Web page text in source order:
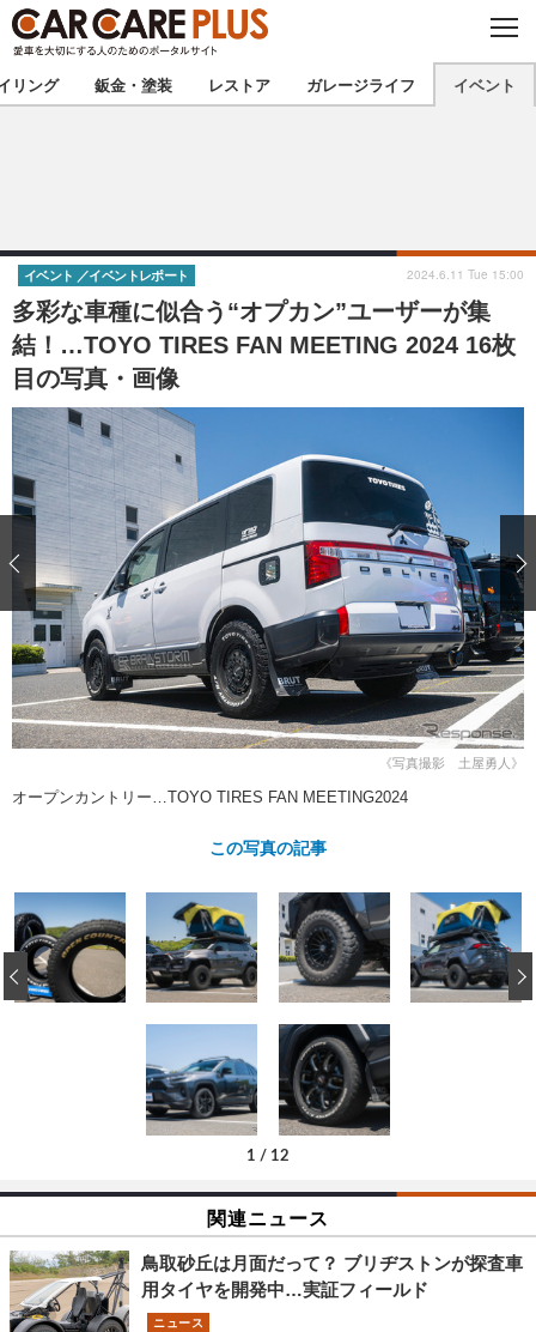
C
O
S
E
★カーケアプラス認定★ 厳選プロショップを地域から探す
甲信越 北陸
東海 関西
中国
九州
注目の記事
ショップレポート 愛車 File
自動車豆知識 ストップ！不具合修理＆粗悪修理
鈑金・塗装
ディテイリング
ディテイリング 洗車
ヘッドライト磨き コーティング
フィルム・ラッピング
鈑金・塗装
小キズ直し 防錆
特集記事
ストップ 不具合修理＆粗悪修理
カーメーカー「旧車」関連プロジェ
クト
ショップ紹介
ショップレポート プロショップ検索
レストア
カーメーカー「旧車」関連プロジ
コラム
イベント
リング 鈑金・塗装 レストア ガレージライフ イベント
多彩な車種に似合う“オプカン”ユーザーが集
結！…TOYO TIRES FAN MEETING 2024 16枚
目の写真・画像
イベント イベントレポート 2024.6.11 Tue 15:00
《写真撮影 土屋勇人》
オープンカントリー…TOYO TIRES FAN MEETING2024
この写真の記事
1 / 12
‹
関連ニュース
鳥取砂丘は月面だって？ ブリヂストンが探査車
用タイヤを開発中…実証フィールド
ニュース